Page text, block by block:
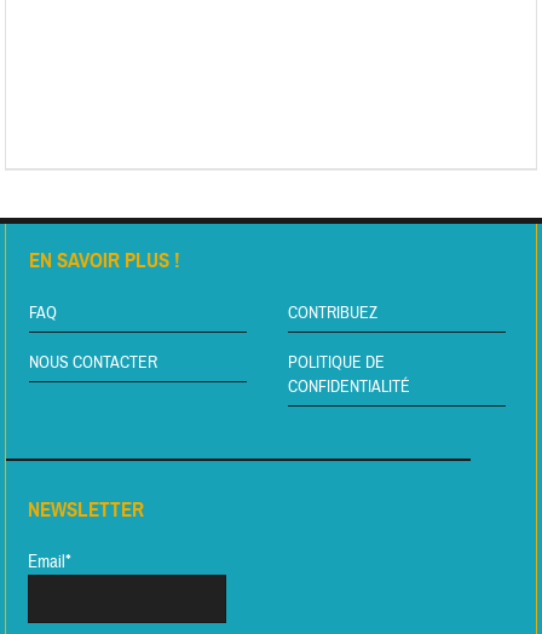
EN SAVOIR PLUS !
FAQ CONTRIBUEZ
NOUS CONTACTER
POLITIQUE DE
CONFIDENTIALITÉ
NEWSLETTER
Email*